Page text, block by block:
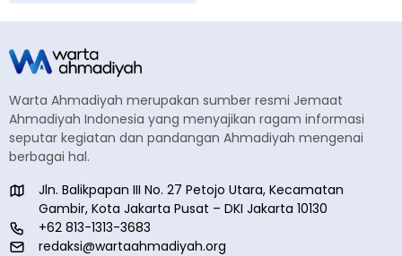
Warta Ahmadiyah merupakan sumber resmi Jemaat
Ahmadiyah Indonesia yang menyajikan ragam informasi
seputar kegiatan dan pandangan Ahmadiyah mengenai
berbagai hal.
Jln. Balikpapan III No. 27 Petojo Utara, Kecamatan
Gambir, Kota Jakarta Pusat – DKI Jakarta 10130
+62 813-1313-3683
redaksi@wartaahmadiyah.org